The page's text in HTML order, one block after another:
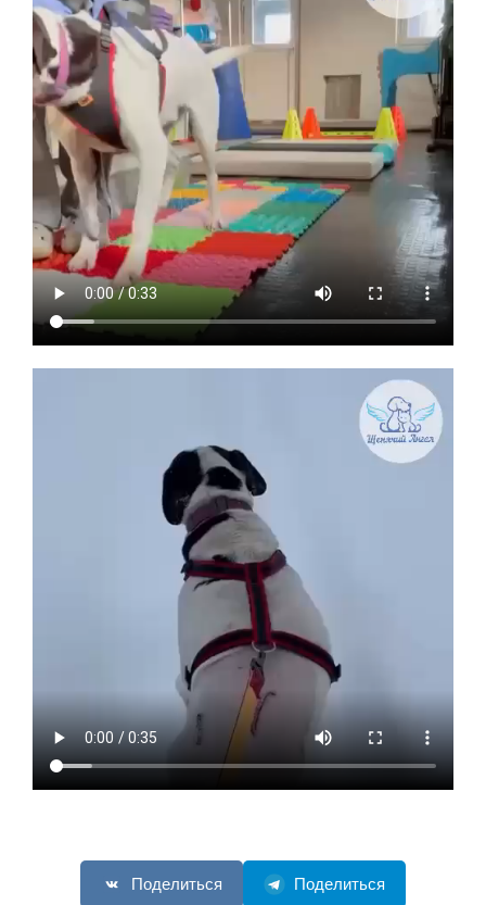
Поделиться Поделиться